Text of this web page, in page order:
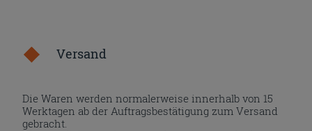
Versand
Die Waren werden normalerweise innerhalb von 15
Werktagen ab der Auftragsbestätigung zum Versand
gebracht.